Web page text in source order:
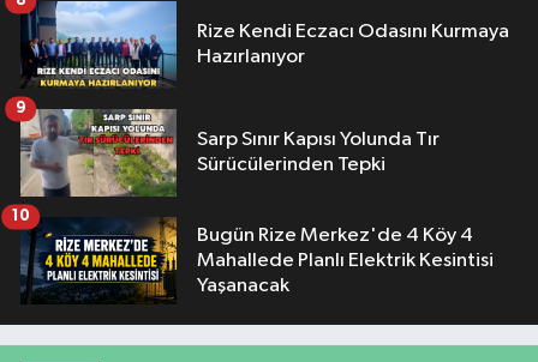
Rize Kendi Eczacı Odasını Kurmaya
Hazırlanıyor
Sarp Sınır Kapısı Yolunda Tır
Sürücülerinden Tepki
9
Bugün Rize Merkez'de 4 Köy 4
Mahallede Planlı Elektrik Kesintisi
Yaşanacak
10